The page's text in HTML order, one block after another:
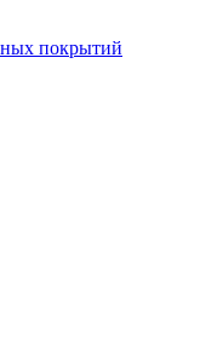
покрытий